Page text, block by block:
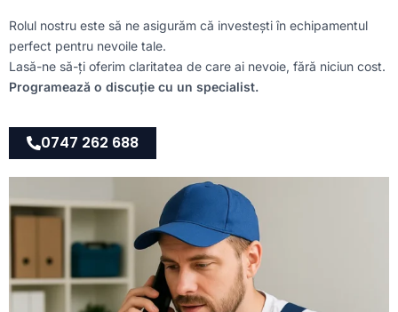
Rolul nostru este să ne asigurăm că investești în echipamentul
perfect pentru nevoile tale.
Lasă-ne să-ți oferim claritatea de care ai nevoie, fără niciun cost.
Programează o discuție cu un specialist.
0747 262 688